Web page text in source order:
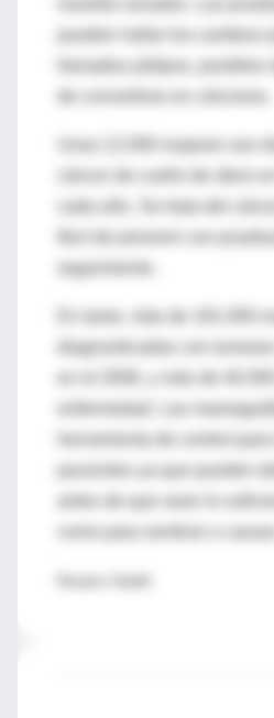
Unas 12.000 mujeres son
cada año. Se trata del
seguimiento.
diagnosticadas con
enfermedad. Las
herramienta de control